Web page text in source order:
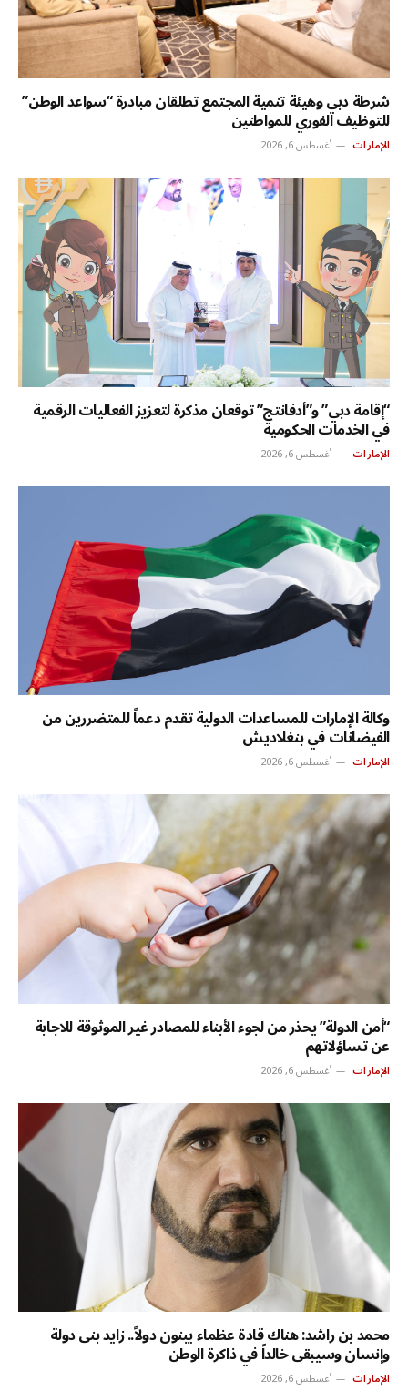
شرطة دبي وهيئة تنمية المجتمع تطلقان مبادرة “سواعد الوطن”
للتوظيف الفوري للمواطنين
الإمارات أغسطس 6, 2026
“إقامة دبي” و”أدفانتج” توقعان مذكرة لتعزيز الفعاليات الرقمية
في الخدمات الحكومية
الإمارات أغسطس 6, 2026
وكالة الإمارات للمساعدات الدولية تقدم دعماً للمتضررين من
الفيضانات في بنغلاديش
الإمارات أغسطس 6, 2026
“أمن الدولة” يحذر من لجوء الأبناء للمصادر غير الموثوقة للاجابة
عن تساؤلاتهم
الإمارات أغسطس 6, 2026
محمد بن راشد: هناك قادة عظماء يبنون دولاً.. زايد بنى دولة
وإنسان وسيبقى خالداً في ذاكرة الوطن
الإمارات أغسطس 6, 2026